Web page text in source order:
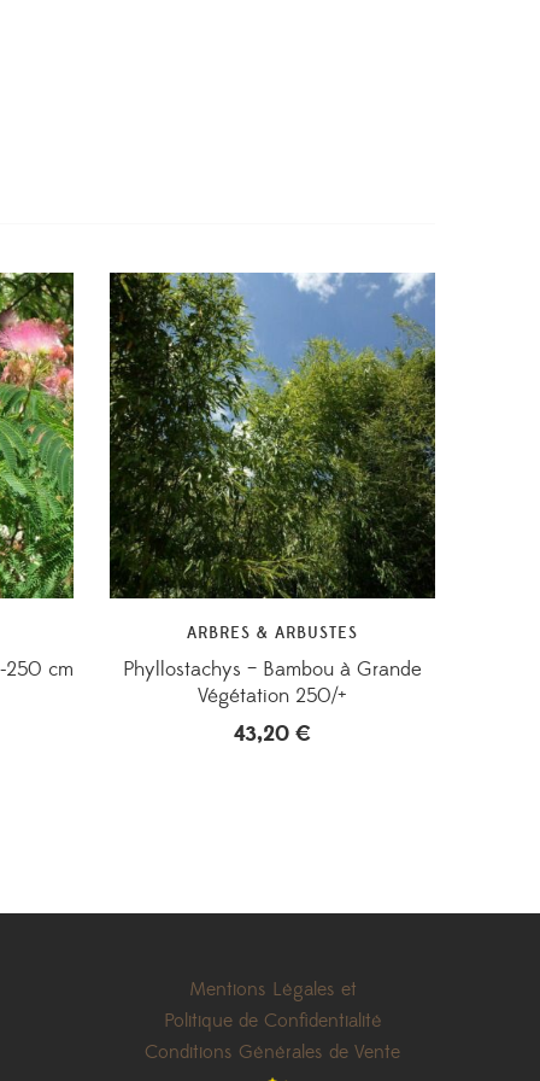
250 cm
ARBRES & ARBUSTES
Phyllostachys – Bambou à Grande
Végétation 250/+
43,20 €
Mentions Légales et
Politique de Confidentialité
Conditions Générales de Vente